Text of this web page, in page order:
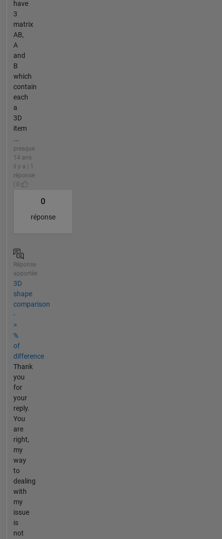
have
3
matrix
AB,
A
and
B
which
contain
each
a
3D
item
...
presque
14 ans
il y a | 1
réponse
| 0
0
réponse
Réponse
apportée
3D
shape
comparison
-
>
%
of
difference
Thank
you
for
your
reply.
You
are
right,
my
way
to
dealing
with
my
issue
is
not